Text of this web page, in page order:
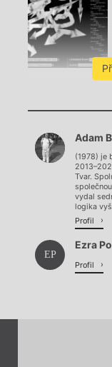
Adam
(1978) je
Tvar.
vydal
logika
Profil
EP
Ezra
Profil